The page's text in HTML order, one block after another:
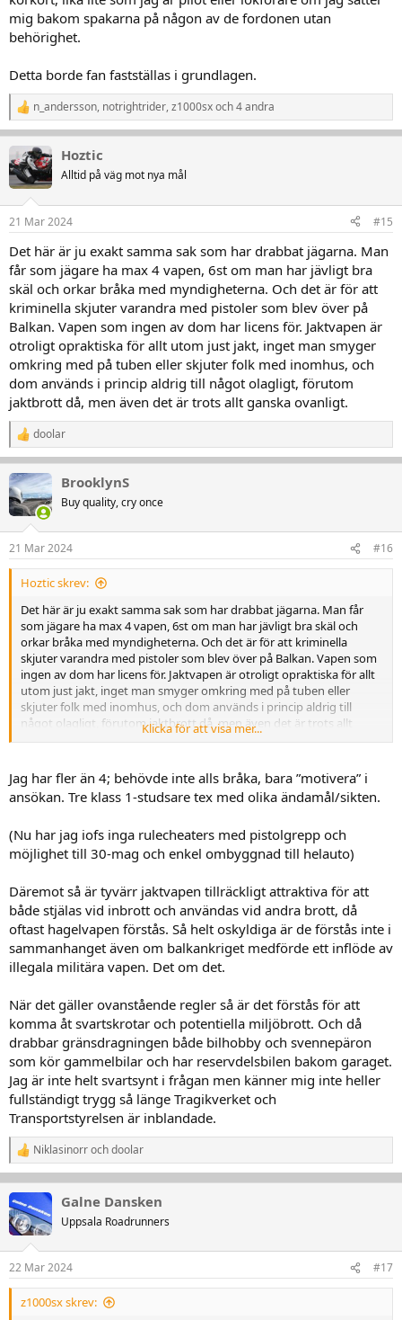
mig bakom spakarna på någon av de fordonen utan
behörighet.
Detta borde fan fastställas i grundlagen.
R
e
k
t
i
e
:
n_andersson, notrightrider,z1000sxoch 4 andra
Hoztic
Alltid på väg mot nya mål
21 Mar 2024 #15
Det här är ju exakt samma sak som har drabbat jägarna. Man
får som jägare ha max 4 vapen, 6st om man har jävligt bra
skäl och orkar bråka med myndigheterna. Och det är för att
kriminella skjuter varandra med pistoler som blev över på
Balkan. Vapen som ingen av dom har licens för. Jaktvapen är
otroligt opraktiska för allt utom just jakt, inget man smyger
omkring med på tuben eller skjuter folk med inomhus, och
dom används i princip aldrig till något olagligt, förutom
jaktbrott då, men även det är trots allt ganska ovanligt.
R
e
a
k
t
i
e
r
doolar
BrooklynS
Buy quality, cry once
21 Mar 2024 #16
Hoztic skrev:
Det här är ju exakt samma sak som har drabbat jägarna. Man får
som jägare ha max 4 vapen, 6st om man har jävligt bra skäl och
orkar bråka med myndigheterna. Och det är för att kriminella
skjuter varandra med pistoler som blev över på Balkan. Vapen som
ingen av dom har licens för. Jaktvapen är otroligt opraktiska för allt
utom just jakt, inget man smyger omkring med på tuben eller
skjuter folk med inomhus, och dom används i princip aldrig till
något olagligt, förutom jaktbrott då, men även det är trots allt
ganska ovanligt.
Klicka för att visa mer...
Jag har fler än 4; behövde inte alls bråka, bara ”motivera” i
ansökan. Tre klass 1-studsare tex med olika ändamål/sikten.
(Nu har jag iofs inga rulecheaters med pistolgrepp och
möjlighet till 30-mag och enkel ombyggnad till helauto)
Däremot så är tyvärr jaktvapen tillräckligt attraktiva för att
både stjälas vid inbrott och användas vid andra brott, då
oftast hagelvapen förstås. Så helt oskyldiga är de förstås inte i
sammanhanget även om balkankriget medförde ett inflöde av
illegala militära vapen. Det om det.
När det gäller ovanstående regler så är det förstås för att
komma åt svartskrotar och potentiella miljöbrott. Och då
drabbar gränsdragningen både bilhobby och svennepäron
som kör gammelbilar och har reservdelsbilen bakom garaget.
Jag är inte helt svartsynt i frågan men känner mig inte heller
fullständigt trygg så länge Tragikverket och
Transportstyrelsen är inblandade.
R
e
a
k
t
i
n
e
r
Niklasinorrochdoolar
Galne Dansken
Uppsala Roadrunners
22 Mar 2024 #17
z1000sx skrev: